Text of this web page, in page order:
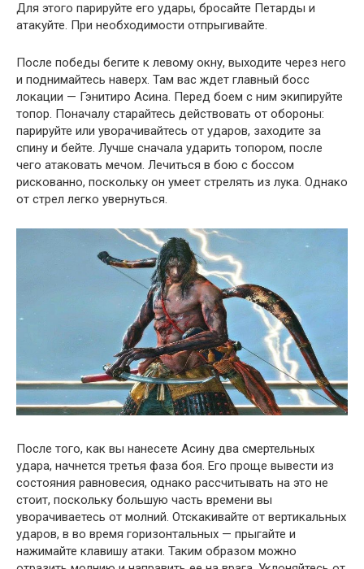
Для этого парируйте его удары, бросайте Петарды и
атакуйте. При необходимости отпрыгивайте.
После победы бегите к левому окну, выходите через него
и поднимайтесь наверх. Там вас ждет главный босс
локации — Гэнитиро Асина. Перед боем с ним экипируйте
топор. Поначалу старайтесь действовать от обороны:
парируйте или уворачивайтесь от ударов, заходите за
спину и бейте. Лучше сначала ударить топором, после
чего атаковать мечом. Лечиться в бою с боссом
рискованно, поскольку он умеет стрелять из лука. Однако
от стрел легко увернуться.
После того, как вы нанесете Асину два смертельных
удара, начнется третья фаза боя. Его проще вывести из
состояния равновесия, однако рассчитывать на это не
стоит, поскольку большую часть времени вы
уворачиваетесь от молний. Отскакивайте от вертикальных
ударов, в во время горизонтальных — прыгайте и
нажимайте клавишу атаки. Таким образом можно